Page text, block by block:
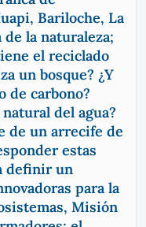
Bariloche, La
la naturaleza;
el reciclado
un bosque? ¿Y
de carbono?
del agua?
de un arrecife de
estas
definir un
para la
Misión